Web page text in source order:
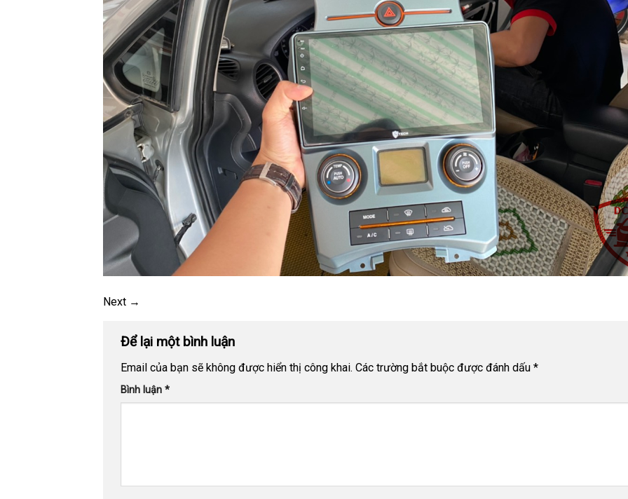
Next →
Để lại một bình luận
Email của bạn sẽ không được hiển thị công khai. Các trường bắt buộc được đánh dấu *
Bình luận *